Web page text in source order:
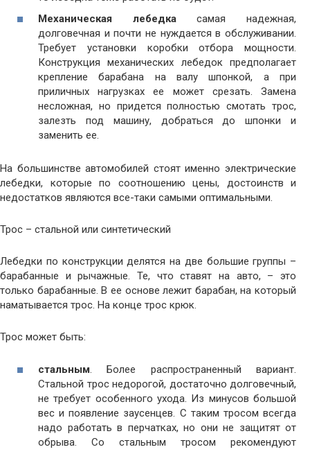
Механическая лебедкасамая надежная,
долговечная и почти не нуждается в обслуживании.
Требует установки коробки отбора мощности.
Конструкция механических лебедок предполагает
крепление барабана на валу шпонкой, а при
приличных нагрузках ее может срезать. Замена
несложная, но придется полностью смотать трос,
залезть под машину, добраться до шпонки и
заменить ее.
На большинстве автомобилей стоят именно электрические
лебедки, которые по соотношению цены, достоинств и
недостатков являются все-таки самыми оптимальными.
Трос – стальной или синтетический
Лебедки по конструкции делятся на две большие группы –
барабанные и рычажные. Те, что ставят на авто, – это
только барабанные. В ее основе лежит барабан, на который
наматывается трос. На конце трос крюк.
Трос может быть:
стальным. Более распространенный вариант.
Стальной трос недорогой, достаточно долговечный,
не требует особенного ухода. Из минусов большой
вес и появление заусенцев. С таким тросом всегда
надо работать в перчатках, но они не защитят от
обрыва. Со стальным тросом рекомендуют